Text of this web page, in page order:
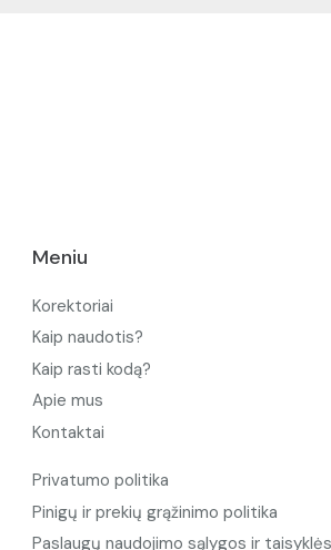
Meniu
Korektoriai
Kaip naudotis?
Kaip rasti kodą?
Apie mus
Kontaktai
Privatumo politika
Pinigų ir prekių grąžinimo politika
Paslaugų naudojimo sąlygos ir taisyklės